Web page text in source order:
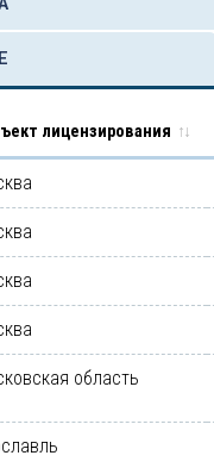
лицензирования
область